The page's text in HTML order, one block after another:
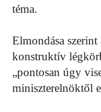
téma.
Elmondása szerint
konstruktív
„pontosan úgy
miniszterelnöktől